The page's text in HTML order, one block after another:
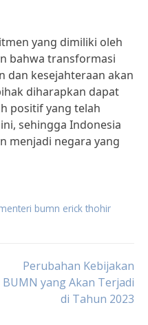
yang dimiliki oleh
bahwa transformasi
dan kesejahteraan akan
diharapkan dapat
positif yang telah
sehingga Indonesia
menjadi negara yang
bumn erick thohir
Perubahan Kebijakan
BUMN yang Akan Terjadi
di Tahun 2023